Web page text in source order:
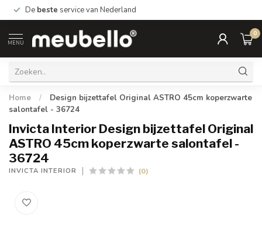
De beste service van Nederland
MENU
0
Home /
Design bijzettafel Original ASTRO 45cm koperzwarte
salontafel - 36724
Invicta Interior Design bijzettafel Original
ASTRO 45cm koperzwarte salontafel -
36724
INVICTA INTERIOR (0)